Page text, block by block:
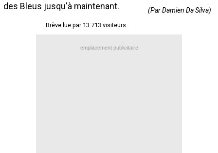
des Bleus jusqu'à maintenant.
(Par Damien Da Silva)
Brève lue par 13.713 visiteurs
emplacement publicitaire
Contact / Signaler un bug
Recrutement Maxifoot